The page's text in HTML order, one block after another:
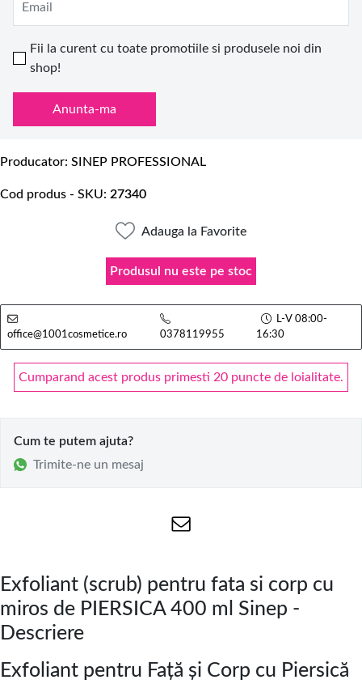
Email
Fii la curent cu toate promotiile si produsele noi din
shop!
Anunta-ma
Producator SINEP PROFESSIONAL
Cod produs - SKU 27340
Adauga la Favorite
Produsul nu este pe stoc
office@1001cosmetice.ro 0378119955
L-V 08:00-
16:30
Cumparand acest produs primesti 20 puncte de loialitate.
Cum te putem ajuta?
Trimite-ne un mesaj
Exfoliant (scrub) pentru fata si corp cu
miros de PIERSICA 400 ml Sinep -
Descriere
Exfoliant pentru Față și Corp cu Piersică